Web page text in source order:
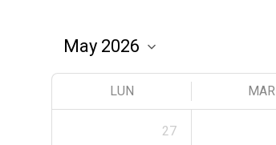
LUN MAR
27